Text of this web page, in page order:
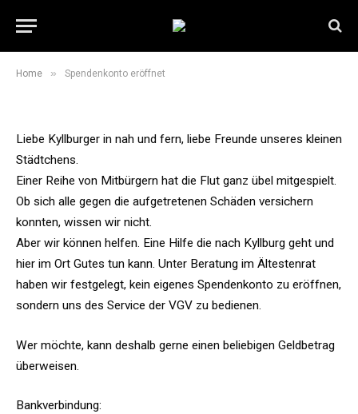
Home » Spendenkonto eröffnet
Spendenkonto eröffnet
Liebe Kyllburger in nah und fern, liebe Freunde unseres kleinen
Städtchens.
Einer Reihe von Mitbürgern hat die Flut ganz übel mitgespielt.
Ob sich alle gegen die aufgetretenen Schäden versichern
konnten, wissen wir nicht.
Aber wir können helfen. Eine Hilfe die nach Kyllburg geht und
hier im Ort Gutes tun kann. Unter Beratung im Ältestenrat
haben wir festgelegt, kein eigenes Spendenkonto zu eröffnen,
sondern uns des Service der VGV zu bedienen.
Wer möchte, kann deshalb gerne einen beliebigen Geldbetrag
überweisen.
Bankverbindung: